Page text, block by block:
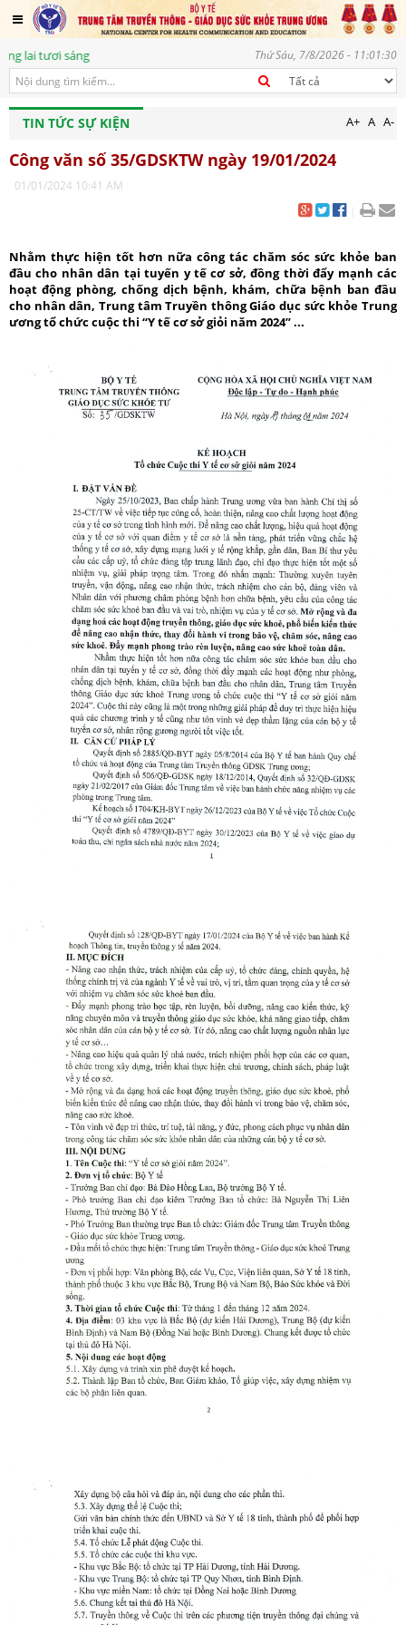
sáng Thứ Sáu, 7/8/2026 - 11:01:30
TIN TỨC SỰ KIỆN A+ A A-
Công văn số 35/GDSKTW ngày 19/01/2024
01/01/2024 10:41 AM
Nhằm thực hiện tốt hơn nữa công tác chăm sóc sức khỏe ban
đầu cho nhân dân tại tuyến y tế cơ sở, đồng thời đẩy mạnh các
hoạt động phòng, chống dịch bệnh, khám, chữa bệnh ban đầu
cho nhân dân, Trung tâm Truyền thông Giáo dục sức khỏe Trung
ương tổ chức cuộc thi “Y tế cơ sở giỏi năm 2024” ...